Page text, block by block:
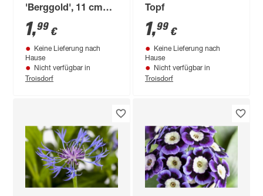
'Berggold', 11 cm
Topf
1,99 €
Keine Lieferung nach
Hause
Nicht verfügbar in
Troisdorf
Topf
1,99 €
Keine Lieferung nach
Hause
Nicht verfügbar in
Troisdorf